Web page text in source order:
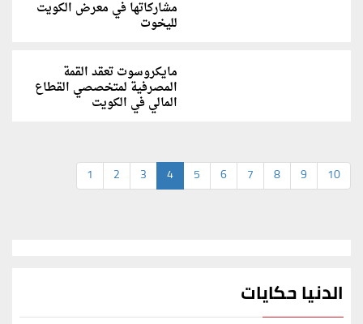
مشاركاتها في معرض الكويت
لليخوت
مايكروسوت تعقد القمة
المصرفية لمتخصصي القطاع
المالي في الكويت
1 2 3 4 5 6 7 8 9 10
الدنيا حكايات